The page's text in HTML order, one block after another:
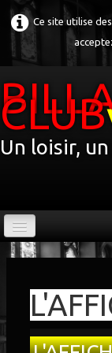
Ce site utilise
CLUB
Un loisir,
ACCUEIL
LE CLUB▼